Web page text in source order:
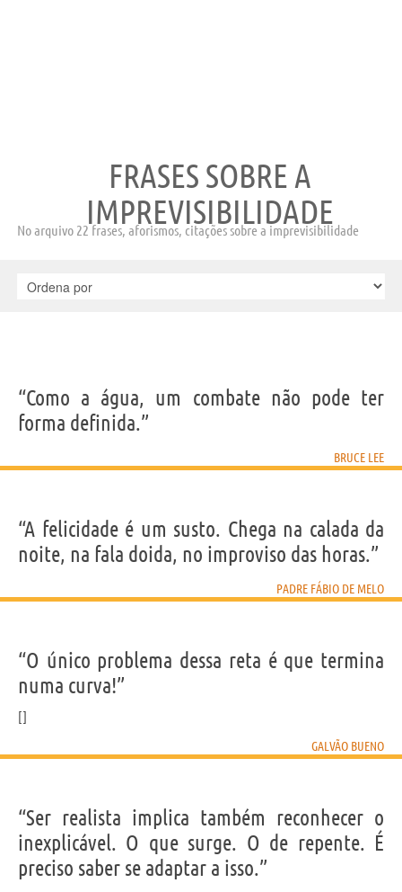
FRASES SOBRE A
IMPREVISIBILIDADE
No arquivo 22 frases, aforismos, citações sobre a imprevisibilidade
“Como a água, um combate não pode ter
forma definida.”
BRUCE LEE
“A felicidade é um susto. Chega na calada da
noite, na fala doida, no improviso das horas.”
PADRE FÁBIO DE MELO
“O único problema dessa reta é que termina
numa curva!”
GALVÃO BUENO
“Ser realista implica também reconhecer o
inexplicável. O que surge. O de repente. É
preciso saber se adaptar a isso.”